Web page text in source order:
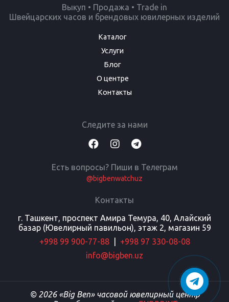
Выкуп • Продажа • Trade in
Швейцарских часов и брендовых ювилерных изделий
Каталог
Услуги
Блог
О центре
Контакты
Следите за нами
Есть вопросы? Пиши в Телеграм
@bigbenwatchuz
Контакты
г. Ташкент, проспект Амира Темура, 40, Алайский
базар (Ювелирный павильон), этаж 2, магазин 59
+998 99 900-77-88
+998 97 330-08-08
info@bigben.uz
© 2026 «Big Ben» часовой ювелирный центр